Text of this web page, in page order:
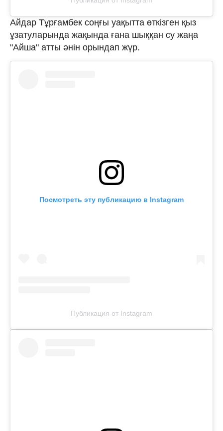
Айдар Тұрғамбек соңғы уақытта өткізген қыз
ұзатуларында жақында ғана шыққан су жаңа
"Айша" атты әнін орындап жүр.
Посмотреть эту публикацию в Instagram
Публикация от Instagram